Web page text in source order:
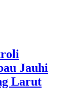
Jauhi
Larut